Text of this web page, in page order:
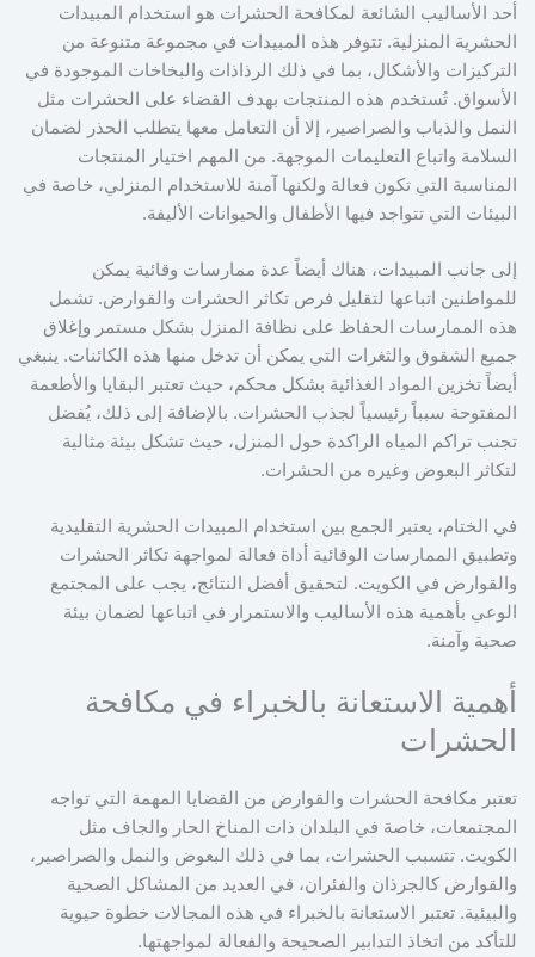
أحد الأساليب الشائعة لمكافحة الحشرات هو استخدام المبيدات
الحشرية المنزلية. تتوفر هذه المبيدات في مجموعة متنوعة من
التركيزات والأشكال، بما في ذلك الرذاذات والبخاخات الموجودة في
الأسواق. تُستخدم هذه المنتجات بهدف القضاء على الحشرات مثل
النمل والذباب والصراصير، إلا أن التعامل معها يتطلب الحذر لضمان
السلامة واتباع التعليمات الموجهة. من المهم اختيار المنتجات
المناسبة التي تكون فعالة ولكنها آمنة للاستخدام المنزلي، خاصة في
البيئات التي تتواجد فيها الأطفال والحيوانات الأليفة.
إلى جانب المبيدات، هناك أيضاً عدة ممارسات وقائية يمكن
للمواطنين اتباعها لتقليل فرص تكاثر الحشرات والقوارض. تشمل
هذه الممارسات الحفاظ على نظافة المنزل بشكل مستمر وإغلاق
جميع الشقوق والثغرات التي يمكن أن تدخل منها هذه الكائنات. ينبغي
أيضاً تخزين المواد الغذائية بشكل محكم، حيث تعتبر البقايا والأطعمة
المفتوحة سبباً رئيسياً لجذب الحشرات. بالإضافة إلى ذلك، يُفضل
تجنب تراكم المياه الراكدة حول المنزل، حيث تشكل بيئة مثالية
لتكاثر البعوض وغيره من الحشرات.
في الختام، يعتبر الجمع بين استخدام المبيدات الحشرية التقليدية
وتطبيق الممارسات الوقائية أداة فعالة لمواجهة تكاثر الحشرات
والقوارض في الكويت. لتحقيق أفضل النتائج، يجب على المجتمع
الوعي بأهمية هذه الأساليب والاستمرار في اتباعها لضمان بيئة
صحية وآمنة.
أهمية الاستعانة بالخبراء في مكافحة
الحشرات
تعتبر مكافحة الحشرات والقوارض من القضايا المهمة التي تواجه
المجتمعات، خاصة في البلدان ذات المناخ الحار والجاف مثل
الكويت. تتسبب الحشرات، بما في ذلك البعوض والنمل والصراصير،
والقوارض كالجرذان والفئران، في العديد من المشاكل الصحية
والبيئية. تعتبر الاستعانة بالخبراء في هذه المجالات خطوة حيوية
للتأكد من اتخاذ التدابير الصحيحة والفعالة لمواجهتها.